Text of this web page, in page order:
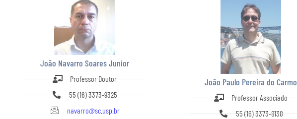
João Navarro Soares Junior
Professor Doutor
55 (16) 3373-9325
navarro@sc.usp.br
João Paulo Pereira do Carmo
Professor Associado
55 (16) 3373-8138